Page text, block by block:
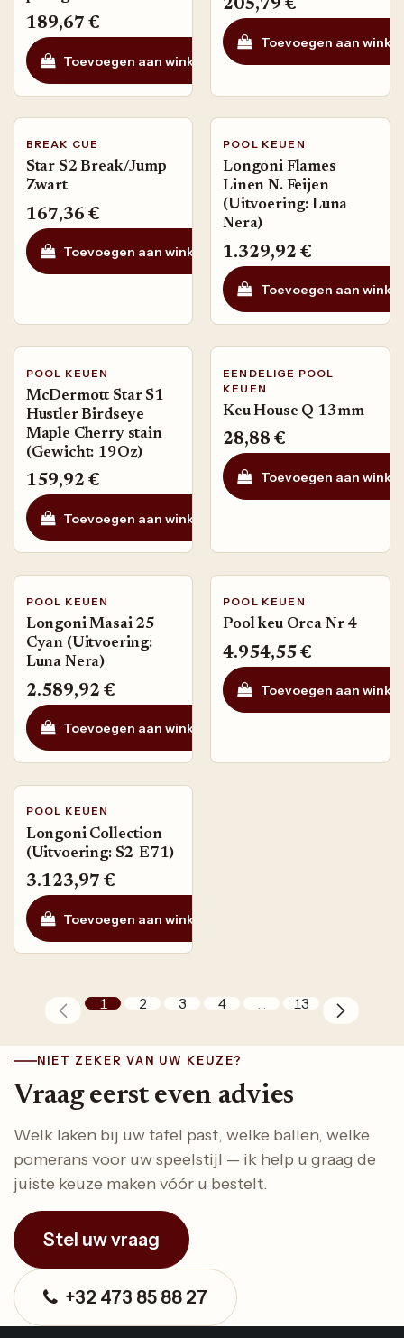
189,67 €
Toevoegen aan winkelmandje Toevoegen aan
205,79 €
Toevoegen aan
BREAK CUE
Star S2 Break/Jump
Zwart
167,36 €
Toevoegen aan winkelmandje Toevoegen aan
POOL KEUEN
Longoni Flames
Linen N. Feijen
(Uitvoering: Luna
Nera)
1.329,92 €
Toevoegen aan
POOL KEUEN
McDermott Star S1
Hustler Birdseye
Maple Cherry stain
(Gewicht: 19Oz)
159,92 €
Toevoegen aan winkelmandje
EENDELIGE POOL
KEUEN
Keu House Q 13mm
28,88 €
Toevoegen aan
POOL KEUEN
Longoni Masai 25
Cyan (Uitvoering:
Luna Nera)
2.589,92 €
Toevoegen aan winkelmandje
POOL KEUEN
Pool keu Orca Nr 4
4.954,55 €
Toevoegen aan
POOL KEUEN
Longoni Collection
(Uitvoering: S2-E71)
3.123,97 €
Toevoegen aan winkelmandje
1 2 3 4 … 13
NIET ZEKER VAN UW KEUZE?
Vraag eerst even advies
Welk laken bij uw tafel past, welke ballen, welke
pomerans voor uw speelstijl — ik help u graag de
juiste keuze maken vóór u bestelt.
Stel uw vraag
+32 473 85 88 27